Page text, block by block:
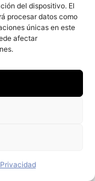
del dispositivo. El
procesar datos como
únicas en este
afectar